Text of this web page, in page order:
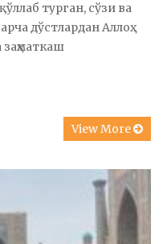
турган, сўзи ва
дўстлардан Аллоҳ
View More